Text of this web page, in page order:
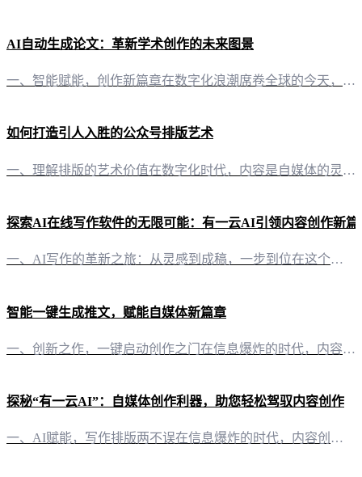
AI自动生成论文：革新学术创作的未来图景
一、智能赋能，创作新篇章在数字化浪潮席卷全球的今天，信息爆炸使得学术创作者面临前所未有的挑战。如何高效、高质量地完成学术论文的撰写，成为了许多研究者的痛点。而今，“有一云AI”的出现，为学术创作开辟了一条全新的路径。 二、创新工具，重构论文写作“有一云AI”以其独特的AI智能写作技术，为学术创作者提供了一站式的论文撰写解决方案。这款软件不仅能够自动生成论文，还能够对内容进行智能排版，让学术论文的
如何打造引人入胜的公众号排版艺术
一、理解排版的艺术价值在数字化时代，内容是自媒体的灵魂，而排版则是内容的外衣。良好的排版不仅能提升文章的视觉效果，更能增强内容的吸引力，让读者在第一眼就产生阅读的欲望。 二、排版的基本原则 2.1 风格统一如同一个人的着装风格，公众号的排版也需要有统一的视觉风格。这不仅能提升品牌的辨识度，也能让读者在阅读时产生舒适感。 2.2 简约美观简约不等于简单，它是一种高级的美感。排版中的简约，指的是避免
探索AI在线写作软件的无限可能：有一云AI引领内容创作新篇
一、AI写作的革新之旅：从灵感到成稿，一步到位在这个信息爆炸的时代，内容创作已成为个人和企业的核心竞争力。然而，如何在众多信息中脱颖而出，成为摆在创作者面前的一道难题。这时，AI在线写作软件应运而生，为内容创作者提供了前所未有的便捷与高效。 二、有一云AI：AI智能写作+排版，你的内容创作助手 1. 自动化写作，激发创意无限“有一云AI”作为一款创新型AI智能写作软件，能够为自媒体创作者提供前沿
智能一键生成推文，赋能自媒体新篇章
一、创新之作，一键启动创作之门在信息爆炸的时代，内容创作成为了自媒体者们的重要课题。而“有一云AI”，这款创新型AI智能写作+排版软件，正是为解决这一难题而生。它以智能化、自动化的方式，为自媒体创作者提供了一键生成推文的服务。 二、排版之美，千款皮肤任你挑选内容排版，往往决定了读者对文章的第一印象。“有一云AI”深知此道，它提供了包含标题、内容、图文、分隔、引导五大类数千款装修皮肤，让每篇推文都
探秘“有一云AI”：自媒体创作利器，助您轻松驾驭内容创作
一、AI赋能，写作排版两不误在信息爆炸的时代，内容创作已成为自媒体运营的关键。而“有一云AI”作为一款创新型AI智能写作+排版软件，正是为了解决这一痛点而生。它不仅能够帮助自媒体创作者实现写作的自动化，还能提供丰富的排版功能，让您的文章更具吸引力。 二、排版风格多样，打造个性化内容“有一云AI”在内容排版方面独具匠心，提供包含标题、内容、图文、分隔、引导五大类数千款装修皮肤可供使用。无论是简约大